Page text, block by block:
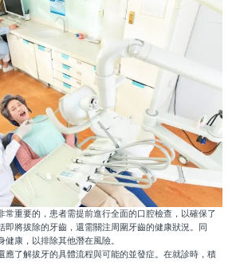
重要的，患者需提前進行全面的口腔檢查，以確保了
即將拔除的牙齒，還需關注周圍牙齒的健康狀況。同
健康，以排除其他潛在風險。
了解拔牙的具體流程與可能的並發症。在就診時，積